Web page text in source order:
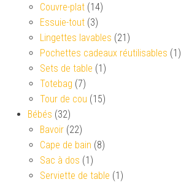
Couvre-plat (14)
Essuie-tout (3)
Lingettes lavables (21)
Pochettes cadeaux réutilisables (1)
Sets de table (1)
Totebag (7)
Tour de cou (15)
Bébés (32)
Bavoir (22)
Cape de bain (8)
Sac à dos (1)
Serviette de table (1)